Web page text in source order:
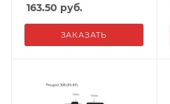
163.50 руб.
ЗАКАЗАТЬ